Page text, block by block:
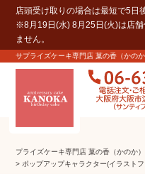
店頭受け取りの場合は最短で5日
※8月19日(水) 8月25日(火)は店
ません。
サプライズケーキ専門店 菓の香（かのか
プライズケーキ専⾨店 菓の⾹（かのか）
ポップアップキャラクター(イラスト